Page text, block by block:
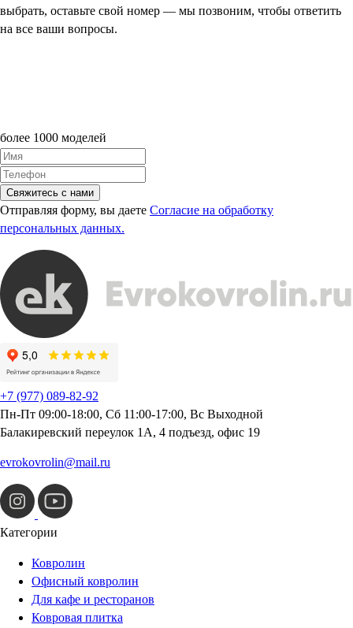
выбрать, оставьте свой номер — мы позвоним, чтобы ответить
на все ваши вопросы.
более 1000 моделей
Свяжитесь с нами
Отправляя форму, вы даете Согласие на обработку
персональных данных.
+7 (977) 089-82-92
Пн-Пт 09:00-18:00, Сб 11:00-17:00, Вс Выходной
Балакиревский переулок 1А, 4 подъезд, офис 19
evrokovrolin@mail.ru
Категории
Ковролин
Офисный ковролин
Для кафе и ресторанов
Ковровая плитка